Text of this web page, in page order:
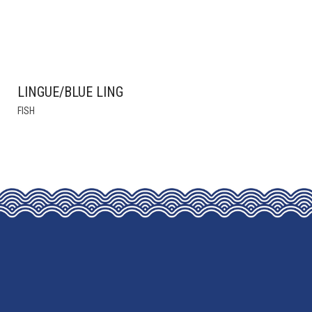
LINGUE/BLUE LING
FISH